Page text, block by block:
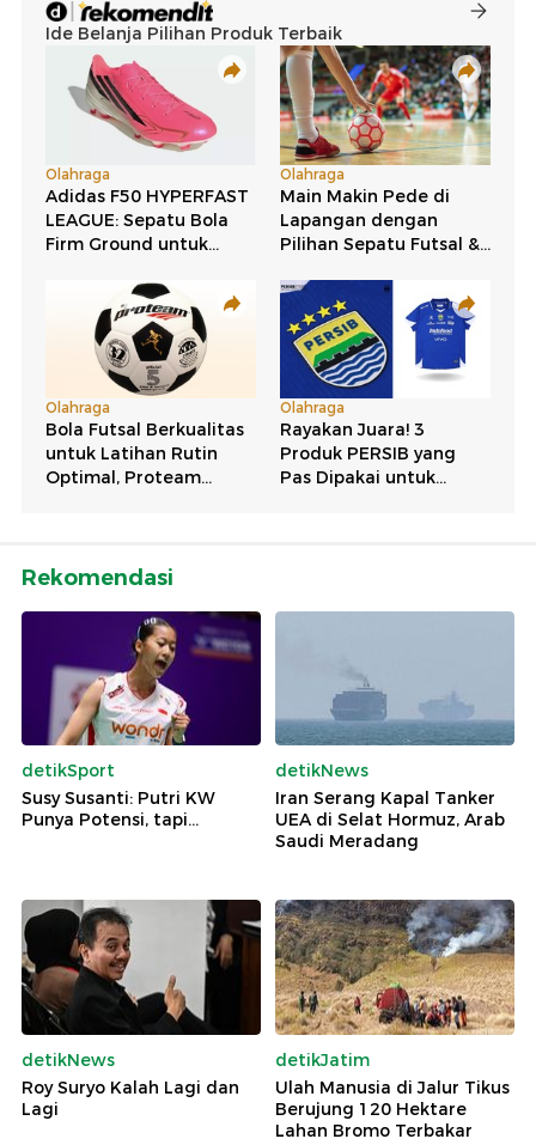
Rekomendasi
detikSport
Susy Susanti: Putri KW
Punya Potensi, tapi...
detikNews
Iran Serang Kapal Tanker
UEA di Selat Hormuz, Arab
Saudi Meradang
detikNews
Roy Suryo Kalah Lagi dan
Lagi
detikJatim
Ulah Manusia di Jalur Tikus
Berujung 120 Hektare
Lahan Bromo Terbakar